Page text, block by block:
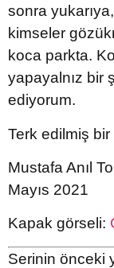
sonra
kimseler
koca parkta.
yapayalnız bir
ediyorum.
Terk edilmiş
Mustafa Anıl
Mayıs 2021
Kapak görseli:
Serinin önceki